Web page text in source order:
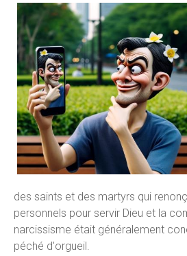
des saints et des martyrs qui
personnels pour servir Dieu et la
narcissisme était généralement
péché d'orgueil.